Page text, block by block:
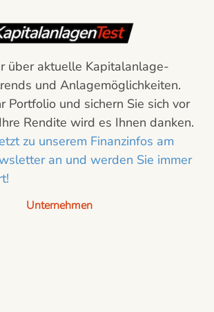
über aktuelle Kapitalanlage-
und Anlagemöglichkeiten.
Portfolio und sichern Sie sich vor
Rendite wird es Ihnen danken.
zu unserem Finanzinfos am
an und werden Sie immer
Unternehmen